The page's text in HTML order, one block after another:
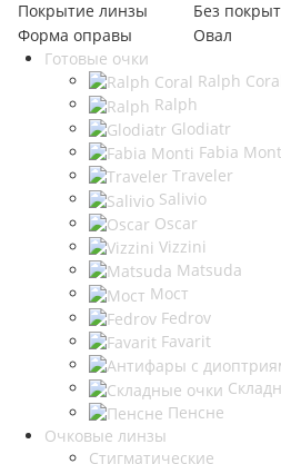
Покрытие линзы
Без
Форма оправы
Овал
Готовые очки
Ralph Coral
Ralph
Glodiatr
Fabia
Traveler
Salivio
Oscar
Vizzini
Matsuda
Мост
Fedrov
Favarit
Пенсне
Очковые линзы
Стигматические